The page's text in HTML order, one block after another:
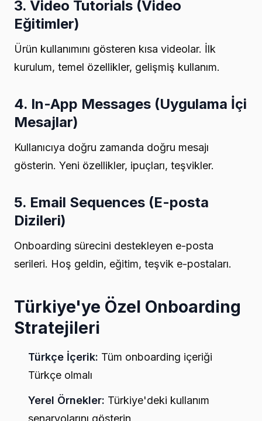
3. Video Tutorials (Video
Eğitimler)
Ürün kullanımını gösteren kısa videolar. İlk
kurulum, temel özellikler, gelişmiş kullanım.
4. In-App Messages (Uygulama İçi
Mesajlar)
Kullanıcıya doğru zamanda doğru mesajı
gösterin. Yeni özellikler, ipuçları, teşvikler.
5. Email Sequences (E-posta
Dizileri)
Onboarding sürecini destekleyen e-posta
serileri. Hoş geldin, eğitim, teşvik e-postaları.
Türkiye'ye Özel Onboarding
Stratejileri
Türkçe İçerik: Tüm onboarding içeriği
Türkçe olmalı
Yerel Örnekler: Türkiye'deki kullanım